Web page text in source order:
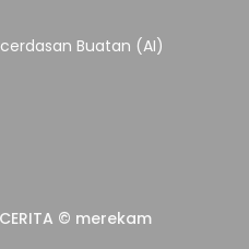
Buatan (AI)
CERITA © merekam